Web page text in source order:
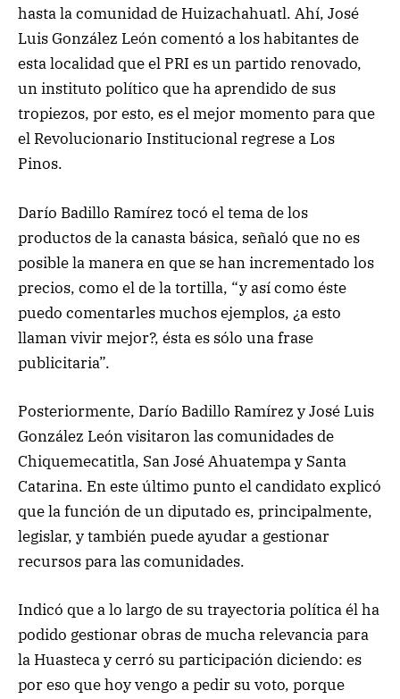
hasta la comunidad de Huizachahuatl. Ahí, José
Luis González León comentó a los habitantes de
esta localidad que el PRI es un partido renovado,
un instituto político que ha aprendido de sus
tropiezos, por esto, es el mejor momento para que
el Revolucionario Institucional regrese a Los
Pinos.
Darío Badillo Ramírez tocó el tema de los
productos de la canasta básica, señaló que no es
posible la manera en que se han incrementado los
precios, como el de la tortilla, “y así como éste
puedo comentarles muchos ejemplos, ¿a esto
llaman vivir mejor?, ésta es sólo una frase
publicitaria”.
Posteriormente, Darío Badillo Ramírez y José Luis
González León visitaron las comunidades de
Chiquemecatitla, San José Ahuatempa y Santa
Catarina. En este último punto el candidato explicó
que la función de un diputado es, principalmente,
legislar, y también puede ayudar a gestionar
recursos para las comunidades.
Indicó que a lo largo de su trayectoria política él ha
podido gestionar obras de mucha relevancia para
la Huasteca y cerró su participación diciendo: es
por eso que hoy vengo a pedir su voto, porque